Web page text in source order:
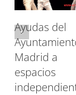
Ayudas del
Madrid a
espacios